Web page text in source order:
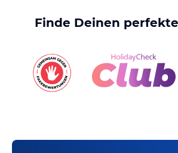
Finde Deinen